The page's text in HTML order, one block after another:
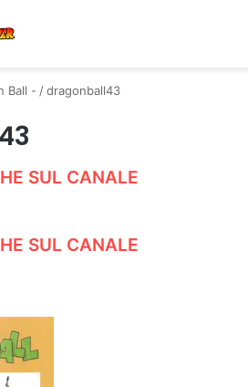
Ball - /dragonball43
SUL CANALE
SUL CANALE